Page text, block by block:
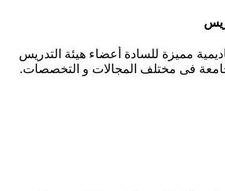
مميزة للسادة أعضاء هيئة التدريس
فى مختلف المجالات و التخصصات.